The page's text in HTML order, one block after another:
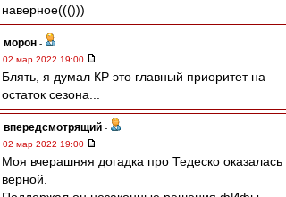
наверное((()))
морон -
02 мар 2022 19:00
Блять, я думал КР это главный приоритет на
остаток сезона...
впередсмотрящий -
02 мар 2022 19:00
Моя вчерашняя догадка про Тедеско оказалась
верной.